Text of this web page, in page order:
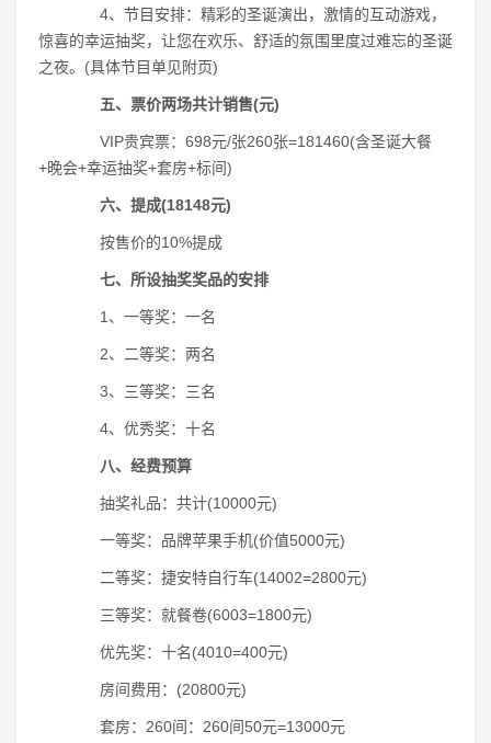
4、节目安排：精彩的圣诞演出，激情的互动游戏，
惊喜的幸运抽奖，让您在欢乐、舒适的氛围里度过难忘的圣诞
之夜。(具体节目单见附页)
五、票价两场共计销售(元)
VIP贵宾票：698元/张260张=181460(含圣诞大餐
+晚会+幸运抽奖+套房+标间)
六、提成(18148元)
按售价的10%提成
七、所设抽奖奖品的安排
1、一等奖：一名
2、二等奖：两名
3、三等奖：三名
4、优秀奖：十名
八、经费预算
抽奖礼品：共计(10000元)
一等奖：品牌苹果手机(价值5000元)
二等奖：捷安特自行车(14002=2800元)
三等奖：就餐卷(6003=1800元)
优先奖：十名(4010=400元)
房间费用：(20800元)
套房：260间：260间50元=13000元